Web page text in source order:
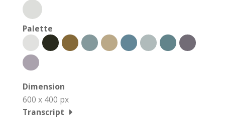
Palette
Dimension
600 x 400 px
Transcript